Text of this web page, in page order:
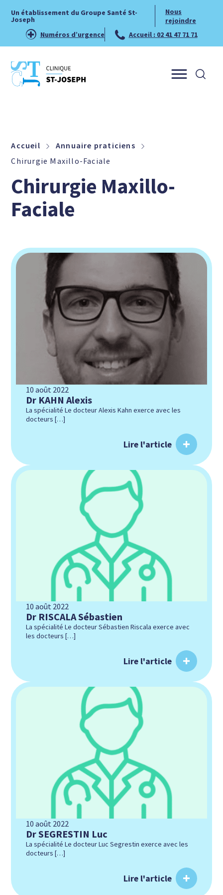
Un établissement du Groupe Santé St-
Joseph
Nous
rejoindre
Numéros d’urgence
Accueil : 02 41 47 71 71
Accueil
Annuaire praticiens
Chirurgie Maxillo-Faciale
Chirurgie Maxillo-
Faciale
Dr KAHN Alexis
10 août 2022
La spécialité Le docteur Alexis Kahn exerce avec les
docteurs […]
Lire l'article
Dr RISCALA Sébastien
10 août 2022
La spécialité Le docteur Sébastien Riscala exerce avec
les docteurs […]
Lire l'article
Dr SEGRESTIN Luc
10 août 2022
La spécialité Le docteur Luc Segrestin exerce avec les
docteurs […]
Lire l'article